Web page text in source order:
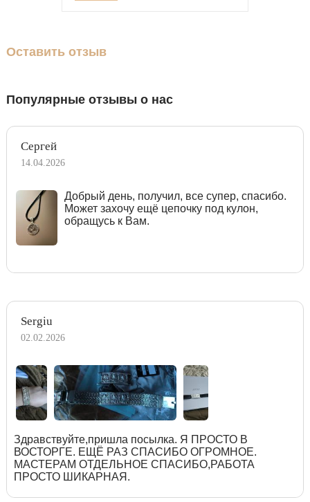
Оставить отзыв
Популярные отзывы о нас
Сергей
14.04.2026
Добрый день, получил, все супер, спасибо.
Может захочу ещё цепочку под кулон,
обращусь к Вам.
Sergiu
02.02.2026
Здравствуйте,пришла посылка. Я ПРОСТО В
ВОСТОРГЕ. ЕЩЁ РАЗ СПАСИБО ОГРОМНОЕ.
МАСТЕРАМ ОТДЕЛЬНОЕ СПАСИБО,РАБОТА
ПРОСТО ШИКАРНАЯ.